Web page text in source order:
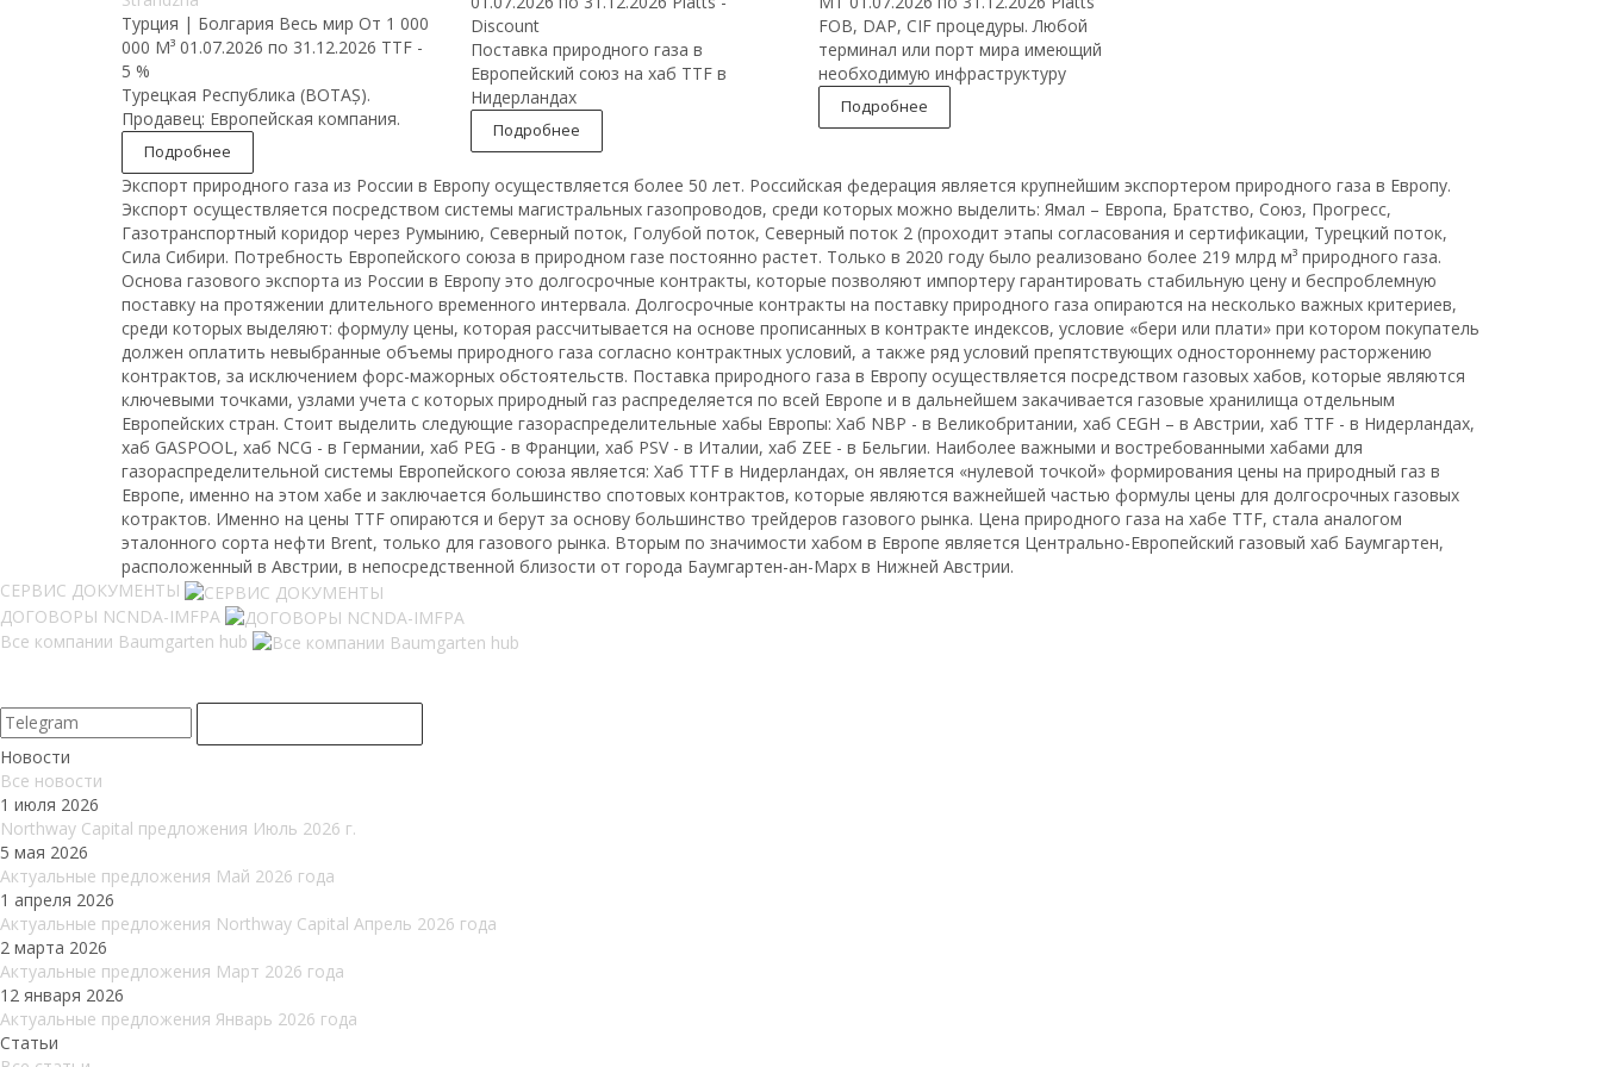
Турция | Болгария Весь мир От 1 000
000 М³ 01.07.2026 по 31.12.2026 TTF -
5 %
Турецкая Республика (BOTAȘ).
Продавец: Европейская компания.
Подробнее
Discount
Поставка природного газа в
Европейский союз на хаб TTF в
Нидерландах
Подробнее
FOB, DAP, CIF процедуры. Любой
терминал или порт мира имеющий
необходимую инфраструктуру
Подробнее
Экспорт природного газа из России в Европу осуществляется более 50 лет. Российская федерация является крупнейшим экспортером природного газа в Европу.
Экспорт осуществляется посредством системы магистральных газопроводов, среди которых можно выделить: Ямал – Европа, Братство, Союз, Прогресс,
Газотранспортный коридор через Румынию, Северный поток, Голубой поток, Северный поток 2 (проходит этапы согласования и сертификации, Турецкий поток,
Сила Сибири. Потребность Европейского союза в природном газе постоянно растет. Только в 2020 году было реализовано более 219 млрд м³ природного газа.
Основа газового экспорта из России в Европу это долгосрочные контракты, которые позволяют импортеру гарантировать стабильную цену и беспроблемную
поставку на протяжении длительного временного интервала. Долгосрочные контракты на поставку природного газа опираются на несколько важных критериев,
среди которых выделяют: формулу цены, которая рассчитывается на основе прописанных в контракте индексов, условие «бери или плати» при котором покупатель
должен оплатить невыбранные объемы природного газа согласно контрактных условий, а также ряд условий препятствующих одностороннему расторжению
контрактов, за исключением форс-мажорных обстоятельств. Поставка природного газа в Европу осуществляется посредством газовых хабов, которые являются
ключевыми точками, узлами учета с которых природный газ распределяется по всей Европе и в дальнейшем закачивается газовые хранилища отдельным
Европейских стран. Стоит выделить следующие газораспределительные хабы Европы: Хаб NBP - в Великобритании, хаб CEGH – в Австрии, хаб TTF - в Нидерландах,
хаб GASPOOL, хаб NCG - в Германии, хаб PEG - в Франции, хаб PSV - в Италии, хаб ZEE - в Бельгии. Наиболее важными и востребованными хабами для
газораспределительной системы Европейского союза является: Хаб TTF в Нидерландах, он является «нулевой точкой» формирования цены на природный газ в
Европе, именно на этом хабе и заключается большинство спотовых контрактов, которые являются важнейшей частью формулы цены для долгосрочных газовых
котрактов. Именно на цены TTF опираются и берут за основу большинство трейдеров газового рынка. Цена природного газа на хабе TTF, стала аналогом
эталонного сорта нефти Brent, только для газового рынка. Вторым по значимости хабом в Европе является Центрально-Европейский газовый хаб Баумгартен,
расположенный в Австрии, в непосредственной близости от города Баумгартен-ан-Марх в Нижней Австрии.
СЕРВИС ДОКУМЕНТЫ
ДОГОВОРЫ NCNDA-IMFPA
Все компании Baumgarten hub
Новости
Все новости
1 июля 2026
Northway Capital предложения Июль 2026 г.
5 мая 2026
Актуальные предложения Май 2026 года
1 апреля 2026
Актуальные предложения Northway Capital Апрель 2026 года
2 марта 2026
Актуальные предложения Март 2026 года
12 января 2026
Актуальные предложения Январь 2026 года
Статьи